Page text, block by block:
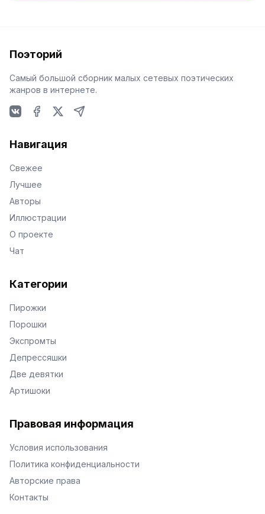
Поэторий
Самый большой сборник малых сетевых поэтических
жанров в интернете.
Навигация
Свежее
Лучшее
Авторы
Иллюстрации
О проекте
Чат
Категории
Пирожки
Порошки
Экспромты
Депрессяшки
Две девятки
Артишоки
Правовая информация
Условия использования
Политика конфиденциальности
Авторские права
Контакты